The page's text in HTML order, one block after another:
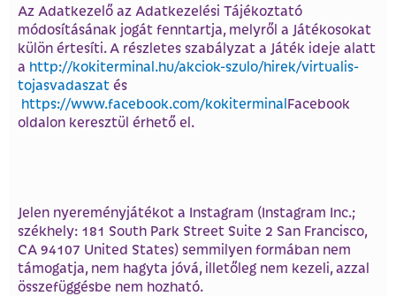
Az Adatkezelő az Adatkezelési Tájékoztató
módosításának jogát fenntartja, melyről a Játékosokat
külön értesíti. A részletes szabályzat a Játék ideje alatt
a http://kokiterminal.hu/akciok-szulo/hirek/virtualis-
tojasvadaszatés
https://www.facebook.com/kokiterminalFacebook
oldalon keresztül érhető el.
Jelen nyereményjátékot a Instagram (Instagram Inc.;
székhely: 181 South Park Street Suite 2 San Francisco,
CA 94107 United States) semmilyen formában nem
támogatja, nem hagyta jóvá, illetőleg nem kezeli, azzal
összefüggésbe nem hozható.